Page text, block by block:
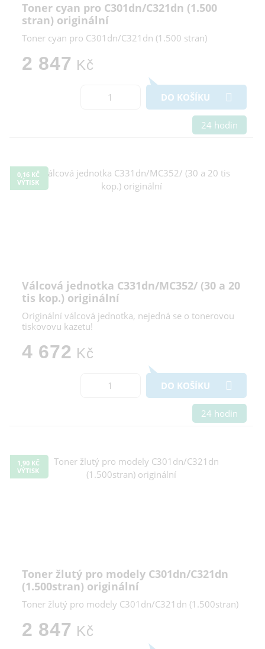
Toner cyan pro C301dn/C321dn (1.500
stran) originální
Toner cyan pro C301dn/C321dn (1.500 stran)
2 847 Kč
DO KOŠÍKU
24 hodin
0,16 KČ
VÝTISK
Válcová jednotka C331dn/MC352/ (30 a 20
tis kop.) originální
Originální válcová jednotka, nejedná se o tonerovou
tiskovovu kazetu!
4 672 Kč
DO KOŠÍKU
24 hodin
1,90 KČ
VÝTISK
Toner žlutý pro modely C301dn/C321dn
(1.500stran) originální
Toner žlutý pro modely C301dn/C321dn (1.500stran)
2 847 Kč